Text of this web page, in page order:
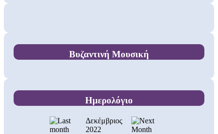
Βυζαντινή Μουσική
Ημερολόγιο
Δεκέμβριος
2022